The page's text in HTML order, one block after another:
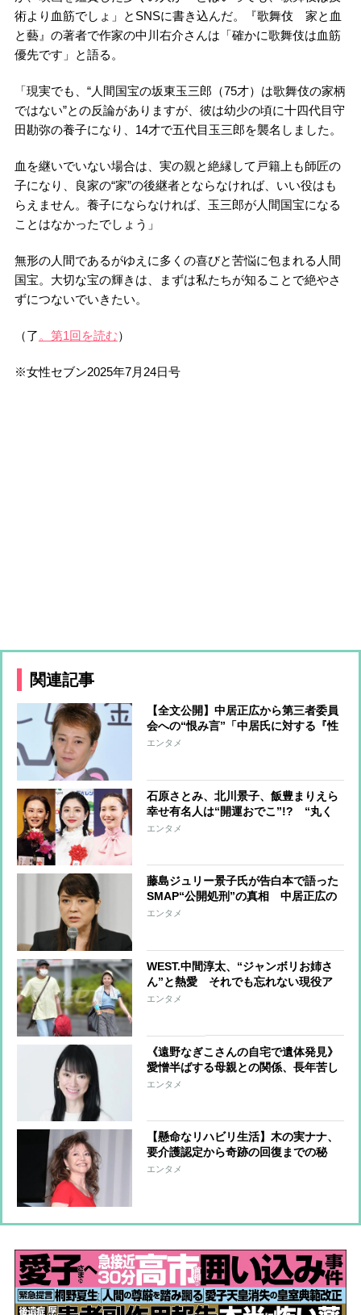
術より血筋でしょ」とSNSに書き込んだ。『歌舞伎 家と血
と藝』の著者で作家の中川右介さんは「確かに歌舞伎は血筋
優先です」と語る。
「現実でも、“人間国宝の坂東玉三郎（75才）は歌舞伎の家柄
ではない”との反論がありますが、彼は幼少の頃に十四代目守
田勘弥の養子になり、14才で五代目玉三郎を襲名しました。
血を継いでいない場合は、実の親と絶縁して戸籍上も師匠の
子になり、良家の“家”の後継者とならなければ、いい役はも
らえません。養子にならなければ、玉三郎が人間国宝になる
ことはなかったでしょう」
無形の人間であるがゆえに多くの喜びと苦悩に包まれる人間
国宝。大切な宝の輝きは、まずは私たちが知ることで絶やさ
ずにつないでいきたい。
（了 。第1回を読む）
※女性セブン2025年7月24日号
関連記事
【全文公開】中居正広から第三者委員
会への“恨み言”「中居氏に対する『性
暴力』」の理屈 残された選択肢
エンタメ
石原さとみ、北川景子、飯豊まりえら
幸せ有名人は“開運おでこ”!? “丸く
て広い最強おでこ”の作り方を専門家
エンタメ
藤島ジュリー景子氏が告白本で語った
SMAP“公開処刑”の真相 中居正広の
「明るい感じでやりたい」との提案を
エンタメ
WEST.中間淳太、“ジャンボリお姉さ
ん”と熱愛 それでも忘れない現役ア
イドルとしての“プロ意識”ファンを悲
エンタメ
《遠野なぎこさんの自宅で遺体発見》
愛憎半ばする母親との関係、長年苦し
んできた摂食障害、遺体に寄り添うよ
エンタメ
【懸命なリハビリ生活】木の実ナナ、
要介護認定から奇跡の回復までの秘
話 自宅でボイトレするなど、復帰に
エンタメ